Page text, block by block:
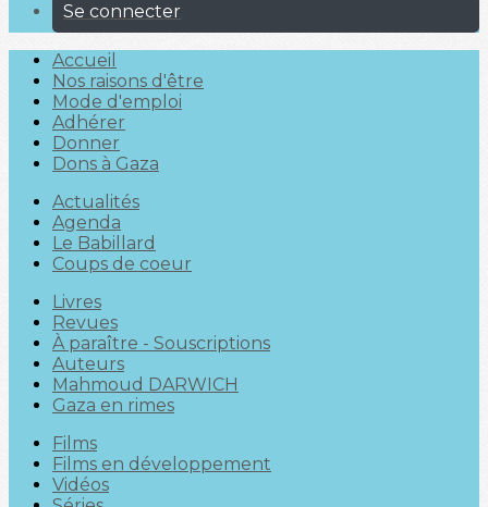
Se connecter
Accueil
Nos raisons d'être
Mode d'emploi
Adhérer
Donner
Dons à Gaza
Actualités
Agenda
Le Babillard
Coups de coeur
Livres
Revues
À paraître - Souscriptions
Auteurs
Mahmoud DARWICH
Gaza en rimes
Films
Films en développement
Vidéos